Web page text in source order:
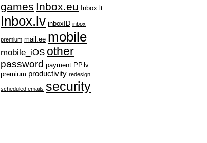
games Inbox.eu Inbox.lt
Inbox.lv inboxID inbox
premium mail.ee mobile
mobile_iOS other
password payment PP.lv
premium productivity redesign
scheduled emails security